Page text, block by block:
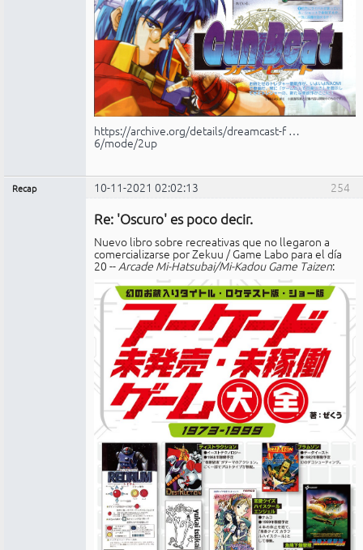
https://archive.org/details/dreamcast-f …
6/mode/2up
254
Recap 10-11-2021 02:02:13
Re: 'Oscuro' es poco decir.
Nuevo libro sobre recreativas que no llegaron a
comercializarse por Zekuu / Game Labo para el día
20 -- Arcade Mi-Hatsubai/Mi-Kadou Game Taizen: